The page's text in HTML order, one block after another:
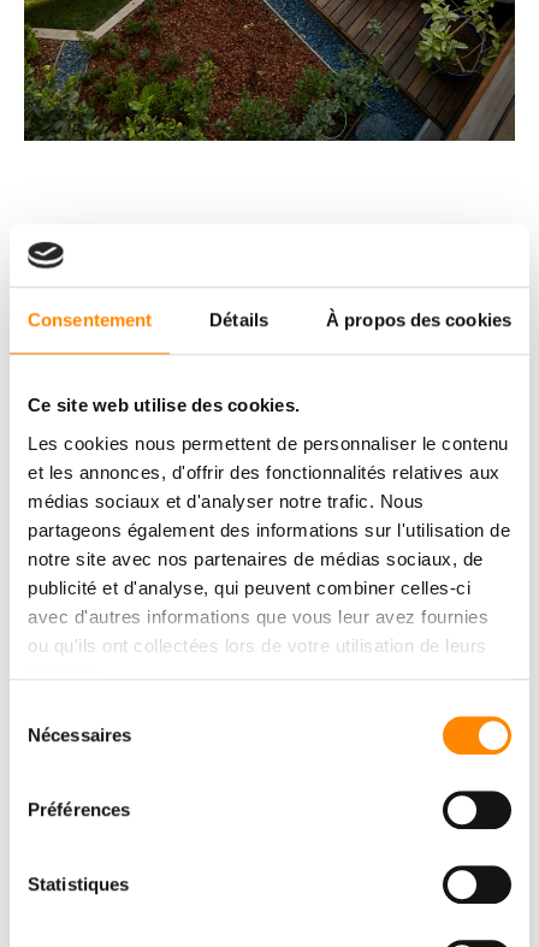
Consentement Détails À propos des cookies
Ce site web utilise des cookies.
Les cookies nous permettent de personnaliser le contenu
et les annonces, d'offrir des fonctionnalités relatives aux
médias sociaux et d'analyser notre trafic. Nous
partageons également des informations sur l'utilisation de
notre site avec nos partenaires de médias sociaux, de
publicité et d'analyse, qui peuvent combiner celles-ci
avec d'autres informations que vous leur avez fournies
ou qu'ils ont collectées lors de votre utilisation de leurs
Nécessaires
Préférences
Statistiques